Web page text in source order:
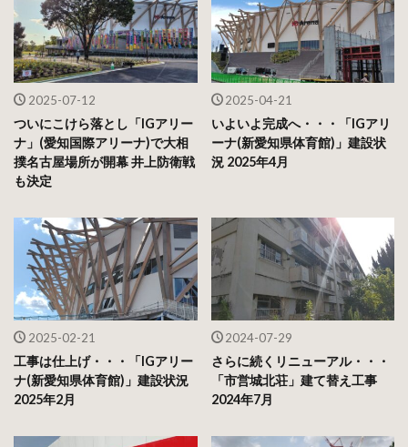
2025-07-12
ついにこけら落とし「IGアリー
ナ」(愛知国際アリーナ)で大相
撲名古屋場所が開幕 井上防衛戦
も決定
2025-04-21
いよいよ完成へ・・・「IGアリ
ーナ(新愛知県体育館)」建設状
況 2025年4月
2025-02-21
工事は仕上げ・・・「IGアリー
ナ(新愛知県体育館)」建設状況
2025年2月
2024-07-29
さらに続くリニューアル・・・
「市営城北荘」建て替え工事
2024年7月